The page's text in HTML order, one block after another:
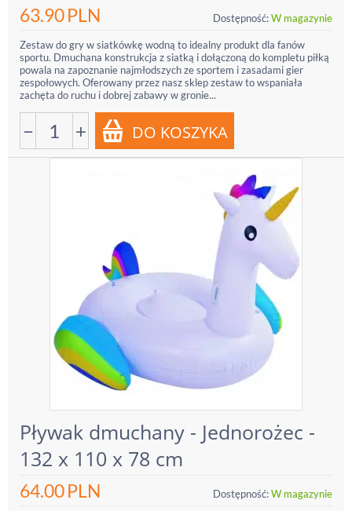
63.90PLN Dostępność:W magazynie
Zestaw do gry w siatkówkę wodną to idealny produkt dla fanów
sportu. Dmuchana konstrukcja z siatką i dołączoną do kompletu piłką
powala na zapoznanie najmłodszych ze sportem i zasadami gier
zespołowych. Oferowany przez nasz sklep zestaw to wspaniała
zachęta do ruchu i dobrej zabawy w gronie...
− +
Pływak dmuchany - Jednorożec -
132 x 110 x 78 cm
64.00PLN Dostępność:W magazynie